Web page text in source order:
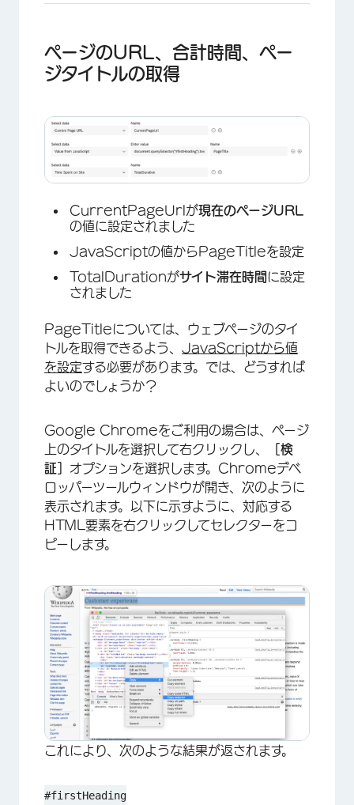
×
ページのURL、合計時間、ペー
ジタイトルの取得
CurrentPageUrlが現在のページURL
の値に設定されました
JavaScriptの値からPageTitleを設定
TotalDurationがサイト滞在時間に設定
されました
PageTitleについては、ウェブページのタイ
トルを取得できるよう、 JavaScriptから値
を設定する必要があります。では、どうすれば
よいのでしょうか？
Google Chromeをご利用の場合は、ページ
上のタイトルを選択して右クリックし、
［検
証］ オプションを選択します。Chromeデベ
ロッパーツールウィンドウが開き、次のように
表示されます。以下に示すように、対応する
HTML要素を右クリックしてセレクターをコ
ピーします。
これにより、次のような結果が返されます。
#firstHeading